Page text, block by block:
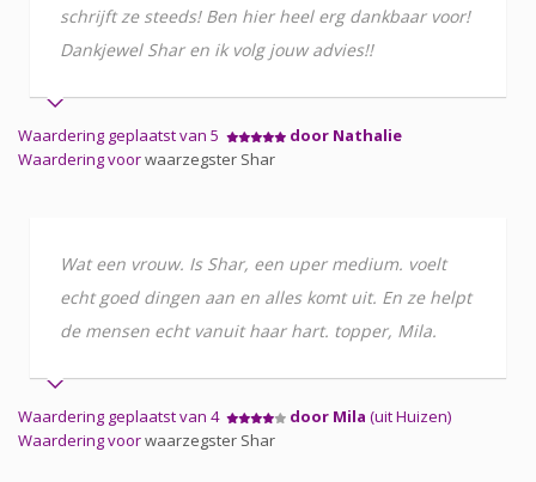
schrijft ze steeds! Ben hier heel erg dankbaar voor!
Dankjewel Shar en ik volg jouw advies!!
Waardering geplaatst van 5
door Nathalie
Waardering voorwaarzegster Shar
Wat een vrouw. Is Shar, een uper medium. voelt
echt goed dingen aan en alles komt uit. En ze helpt
de mensen echt vanuit haar hart. topper, Mila.
Waardering geplaatst van 4 door Mila (uit Huizen)
Waardering voorwaarzegster Shar